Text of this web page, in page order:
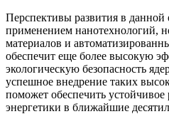
Перспективы развития в данной
применением нанотехнологий,
материалов и
обеспечит еще более высокую
экологическую безопасность
успешное внедрение таких
поможет обеспечить устойчивое
энергетики в ближайшие